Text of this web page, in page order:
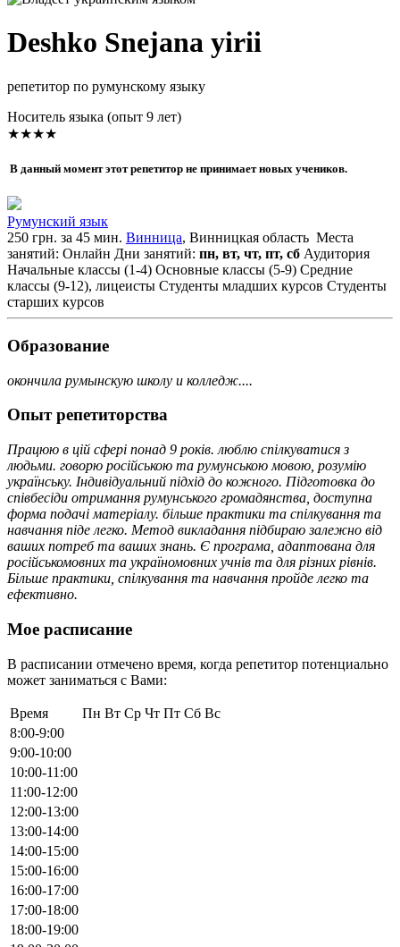
Deshko Snejana yirii
репетитор по румунскому языку
Носитель языка (опыт 9 лет)
★★★★
В данный момент этот репетитор не принимает новых учеников.
Румунский язык
250 грн. за 45 мин. Винница, Винницкая область Места
занятий: Онлайн Дни занятий: пн, вт, чт, пт, сб Аудитория
Начальные классы (1-4) Основные классы (5-9) Средние
классы (9-12), лицеисты Студенты младших курсов Студенты
старших курсов
Образование
окончила румынскую школу и колледж....
Опыт репетиторства
Працюю в цій сфері понад 9 років. люблю спілкуватися з
людьми. говорю російською та румунською мовою, розумію
українську. Індивідуальний підхід до кожного. Підготовка до
співбесіди отримання румунського громадянства, доступна
форма подачі матеріалу. більше практики та спілкування та
навчання піде легко. Метод викладання підбираю залежно від
ваших потреб та ваших знань. Є програма, адаптована для
російськомовних та україномовних учнів та для різних рівнів.
Більше практики, спілкування та навчання пройде легко та
ефективно.
Мое расписание
В расписании отмечено время, когда репетитор потенциально
может заниматься с Вами:
Время Пн Вт Ср Чт Пт Сб Вс
8:00-9:00
9:00-10:00
10:00-11:00
11:00-12:00
12:00-13:00
13:00-14:00
14:00-15:00
15:00-16:00
16:00-17:00
17:00-18:00
18:00-19:00